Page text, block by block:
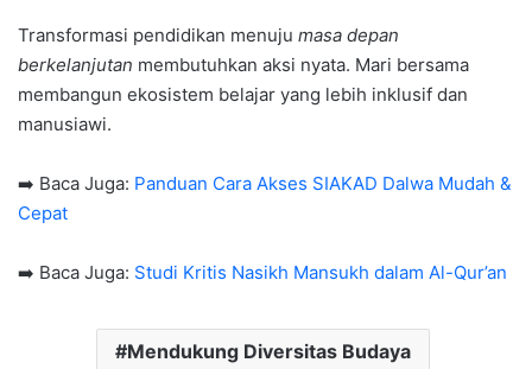
Transformasi pendidikan menuju masa depan
berkelanjutan membutuhkan aksi nyata. Mari bersama
membangun ekosistem belajar yang lebih inklusif dan
manusiawi.
➡️ Baca Juga: Panduan Cara Akses SIAKAD Dalwa Mudah &
Cepat
➡️ Baca Juga: Studi Kritis Nasikh Mansukh dalam Al-Qur’an
Mendukung Diversitas Budaya